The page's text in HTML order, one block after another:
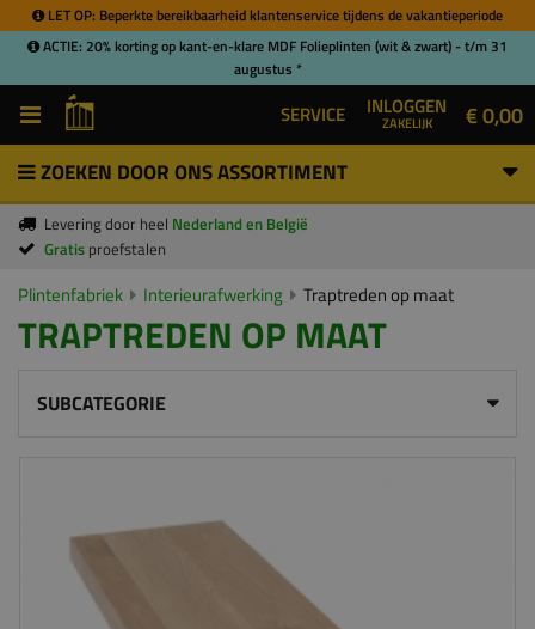
LET OP: Beperkte bereikbaarheid klantenservice tijdens de vakantieperiode
ACTIE: 20% korting op kant-en-klare MDF Folieplinten (wit & zwart) - t/m 31
augustus *
SERVICE INLOGGEN
ZAKELIJK € 0,00
ZOEKEN DOOR ONS ASSORTIMENT
Levering door heel Nederland en België
Gratis proefstalen
Plintenfabriek Interieurafwerking Traptreden op maat
TRAPTREDEN OP MAAT
SUBCATEGORIE